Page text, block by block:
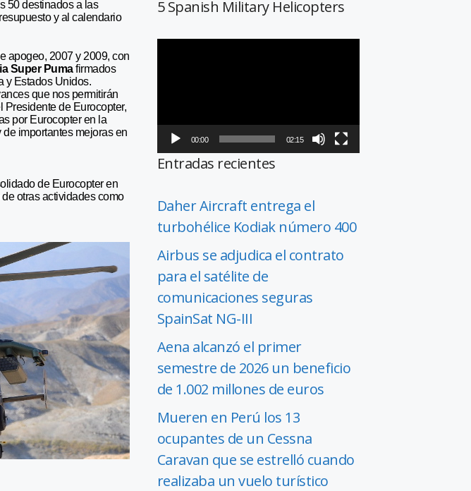
50 destinados a las
y al calendario
apogeo, 2007 y 2009, con
Super Pumafirmados
y Estados Unidos.
que nos permitirán
Presidente de Eurocopter,
por Eurocopter en la
importantes mejoras en
de Eurocopter en
otras actividades como
5 Spanish Military Helicopters
00:00 02:15
Entradas recientes
Daher Aircraft entrega el
turbohélice Kodiak número 400
Airbus se adjudica el contrato
para el satélite de
comunicaciones seguras
SpainSat NG-III
Aena alcanzó el primer
semestre de 2026 un beneficio
de 1.002 millones de euros
Mueren en Perú los 13
ocupantes de un Cessna
Caravan que se estrelló cuando
realizaba un vuelo turístico